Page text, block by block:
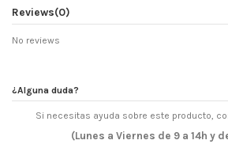
Reviews(0)
No reviews
¿Alguna duda?
Si necesitas ayuda sobre este producto,
(Lunes a Viernes de 9 a 14h y